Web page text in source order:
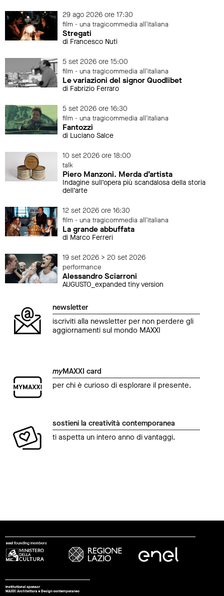
29 ago 2026 ore 17:30
film - una tragicommedia all'italiana
Stregati
di Francesco Nuti
5 set 2026 ore 15:00
film - una tragicommedia all'italiana
Le variazioni del signor Quodlibet
di Fabrizio Ferraro
5 set 2026 ore 16:30
film - una tragicommedia all'italiana
Fantozzi
di Luciano Salce
10 set 2026 ore 18:00
talk
Piero Manzoni. Merda d’artista
Indagine sull’opera più scandalosa della storia
dell’arte
12 set 2026 ore 16:30
film - una tragicommedia all'italiana
La grande abbuffata
di Marco Ferreri
19 set 2026 > 20 set 2026
performance
Alessandro Sciarroni
AUGUSTO_expanded tiny version
newsletter
iscriviti alla newsletter per non perdere gli
aggiornamenti sul mondo MAXXI
myMAXXI card
per chi è curioso di esplorare il presente.
sostieni la creatività contemporanea
ti aspetta un intero anno di vantaggi.